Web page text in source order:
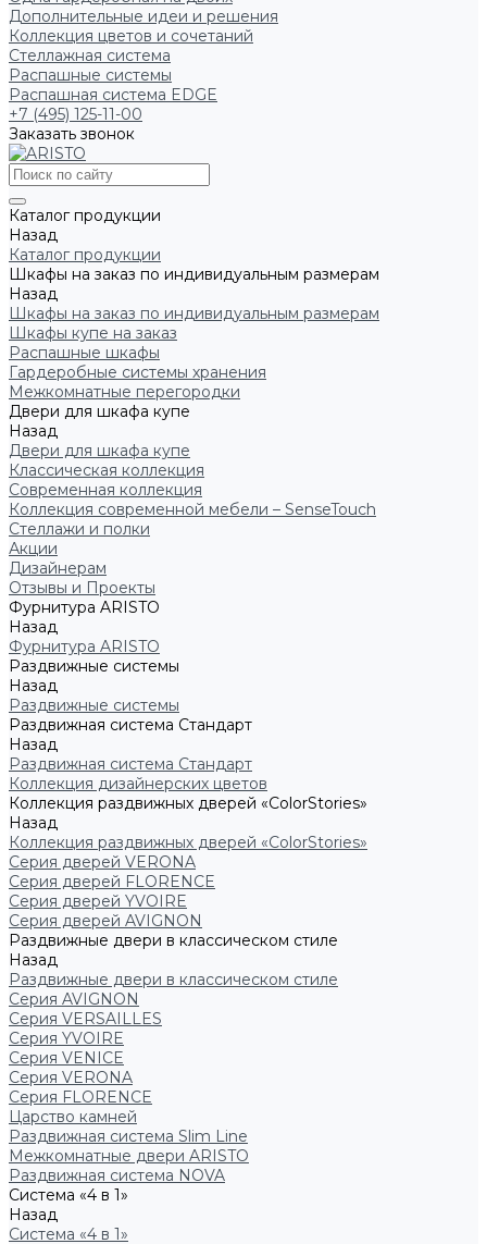
Дополнительные идеи и решения
Коллекция цветов и сочетаний
Стеллажная система
Распашные системы
Распашная система EDGE
+7 (495) 125-11-00
Заказать звонок
Каталог продукции
Назад
Каталог продукции
Шкафы на заказ по индивидуальным размерам
Назад
Шкафы на заказ по индивидуальным размерам
Шкафы купе на заказ
Распашные шкафы
Гардеробные системы хранения
Межкомнатные перегородки
Двери для шкафа купе
Назад
Двери для шкафа купе
Классическая коллекция
Современная коллекция
Коллекция современной мебели – SenseTouch
Стеллажи и полки
Акции
Дизайнерам
Отзывы и Проекты
Фурнитура ARISTO
Назад
Фурнитура ARISTO
Раздвижные системы
Назад
Раздвижные системы
Раздвижная система Стандарт
Назад
Раздвижная система Стандарт
Коллекция дизайнерских цветов
Коллекция раздвижных дверей «ColorStories»
Назад
Коллекция раздвижных дверей «ColorStories»
Серия дверей VERONA
Серия дверей FLORENCE
Серия дверей YVOIRE
Серия дверей AVIGNON
Раздвижные двери в классическом стиле
Назад
Раздвижные двери в классическом стиле
Серия AVIGNON
Серия VERSAILLES
Серия YVOIRE
Серия VENICE
Серия VERONA
Серия FLORENCE
Царство камней
Раздвижная система Slim Line
Межкомнатные двери ARISTO
Раздвижная система NOVA
Система «4 в 1»
Назад
Система «4 в 1»